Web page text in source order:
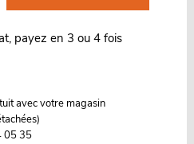
payez en 3 ou 4 fois
avec votre magasin
05 35